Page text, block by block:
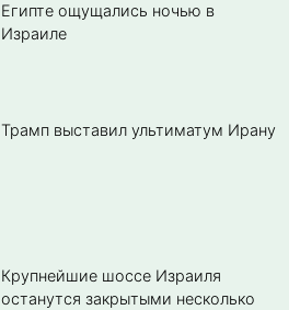
Египте ощущались ночью в
Израиле
Трамп выставил ультиматум Ирану
Крупнейшие шоссе Израиля
останутся закрытыми несколько